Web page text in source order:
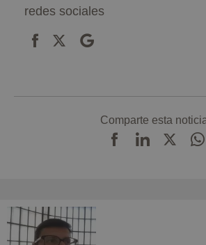
redes sociales
Comparte esta